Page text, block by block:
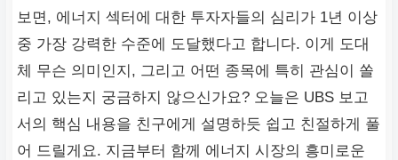
보면, 에너지 섹터에 대한 투자자들의 심리가 1년 이상
중 가장 강력한 수준에 도달했다고 합니다. 이게 도대
체 무슨 의미인지, 그리고 어떤 종목에 특히 관심이 쏠
리고 있는지 궁금하지 않으신가요? 오늘은 UBS 보고
서의 핵심 내용을 친구에게 설명하듯 쉽고 친절하게 풀
어 드릴게요. 지금부터 함께 에너지 시장의 흥미로운